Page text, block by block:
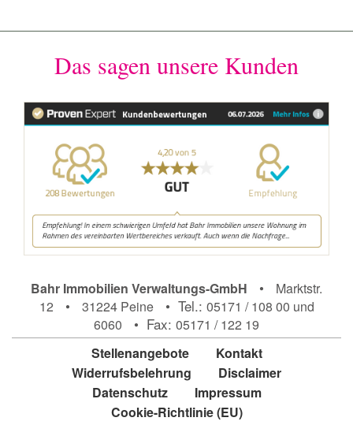
Das sagen unsere Kunden
Bahr Immobilien Verwaltungs-GmbH • Marktstr.
12 • 31224 Peine• Tel.: 05171 / 108 00 und
6060 • Fax: 05171 / 122 19
Stellenangebote
Kontakt
Widerrufsbelehrung
Disclaimer
Datenschutz
Impressum
Cookie-Richtlinie (EU)